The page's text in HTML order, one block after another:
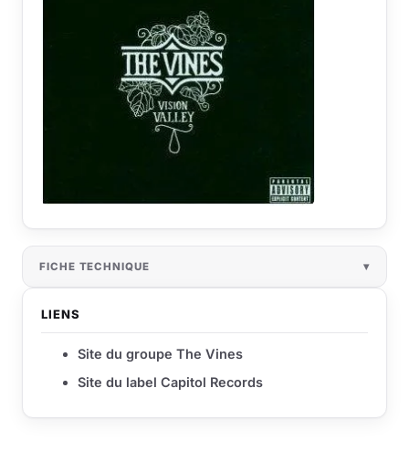
FICHE TECHNIQUE
LIENS
Site du groupe The Vines
Site du label Capitol Records